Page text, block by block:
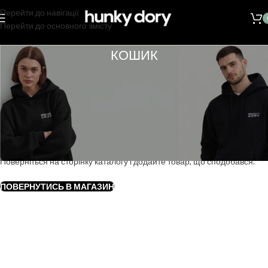
Перейти до навігації
Перейти до основного змісту
КОШИК
Ваш кошик порожній.
Поверніться на сторінку каталогу і додайте товар, що сподобався.
ПОВЕРНУТИСЬ В МАГАЗИН